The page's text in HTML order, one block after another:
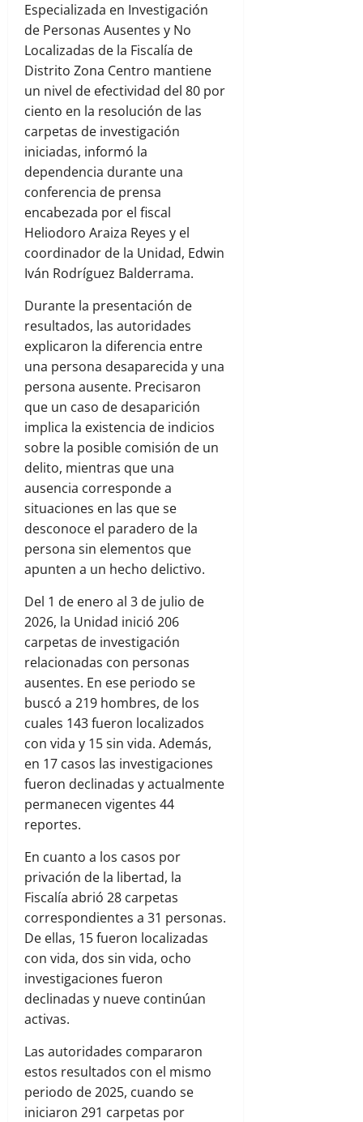
Especializada en Investigación
de Personas Ausentes y No
Localizadas de la Fiscalía de
Distrito Zona Centro mantiene
un nivel de efectividad del 80 por
ciento en la resolución de las
carpetas de investigación
iniciadas, informó la
dependencia durante una
conferencia de prensa
encabezada por el fiscal
Heliodoro Araiza Reyes y el
coordinador de la Unidad, Edwin
Iván Rodríguez Balderrama.
Durante la presentación de
resultados, las autoridades
explicaron la diferencia entre
una persona desaparecida y una
persona ausente. Precisaron
que un caso de desaparición
implica la existencia de indicios
sobre la posible comisión de un
delito, mientras que una
ausencia corresponde a
situaciones en las que se
desconoce el paradero de la
persona sin elementos que
apunten a un hecho delictivo.
Del 1 de enero al 3 de julio de
2026, la Unidad inició 206
carpetas de investigación
relacionadas con personas
ausentes. En ese periodo se
buscó a 219 hombres, de los
cuales 143 fueron localizados
con vida y 15 sin vida. Además,
en 17 casos las investigaciones
fueron declinadas y actualmente
permanecen vigentes 44
reportes.
En cuanto a los casos por
privación de la libertad, la
Fiscalía abrió 28 carpetas
correspondientes a 31 personas.
De ellas, 15 fueron localizadas
con vida, dos sin vida, ocho
investigaciones fueron
declinadas y nueve continúan
activas.
Las autoridades compararon
estos resultados con el mismo
periodo de 2025, cuando se
iniciaron 291 carpetas por